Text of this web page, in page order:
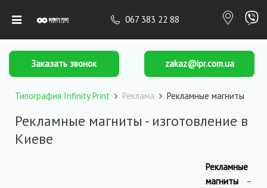
067 383 22 88
Заказать звонок zakaz@ipr.com.ua
Типография Infinity Print Реклама Рекламные магниты
Рекламные магниты - изготовление в
Киеве
Рекламные
магниты –